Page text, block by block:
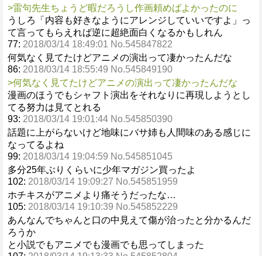
>雷句先生ちょうど暇だろうし作画頼めばよかったのに
うしろ「内容も好きなようにアレンジしていいですよ」っ
て言ってもらえれば逆に超絶面白くなるかもしれん
77: 2018/03/14 18:49:01 No.545847822
何気なく見てたけどアニメの演出って凄かったんだな
86: 2018/03/14 18:55:49 No.545849190
>何気なく見てたけどアニメの演出って凄かったんだな
漫画のほうでもシャフト演出をそれなりに再現しようとし
てる努力は見てとれる
93: 2018/03/14 19:01:44 No.545850390
話題に上がらないけど地味にバサ姉も人間味のある感じに
なってるよね
99: 2018/03/14 19:04:59 No.545851045
多分25年ぶりくらいに少年マガジン買ったよ
102: 2018/03/14 19:09:27 No.545851959
ホチキスがアニメより痛そうだったな…
105: 2018/03/14 19:10:39 No.545852229
あんなんでちゃんと口の中見えて傷が治ったと分かるんだ
ろうか
と小説でもアニメでも漫画でも思ってしまった